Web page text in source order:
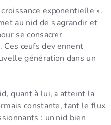
exponentielle ».
au nid de s’agrandir et
se consacrer
Ces œufs deviennent
génération dans un
quant à lui, a atteint la
constante, tant le flux
: un nid bien